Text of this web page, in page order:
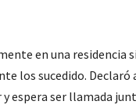
en una residencia
los sucedido.
espera ser llamada